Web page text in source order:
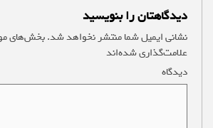
دیدگاهتان را بنویسید
نشانی ایمیل شما منتشر نخواهد شد.بخش‌های
علامت‌گذاری شده‌اند
دیدگاه